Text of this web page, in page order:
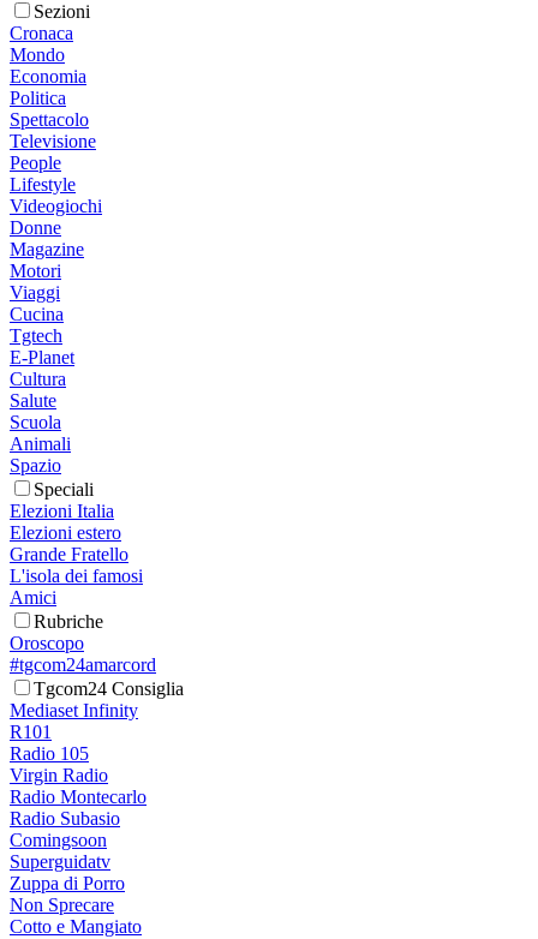
Sezioni
Cronaca
Mondo
Economia
Politica
Spettacolo
Televisione
People
Lifestyle
Videogiochi
Donne
Magazine
Motori
Viaggi
Cucina
Tgtech
E-Planet
Cultura
Salute
Scuola
Animali
Spazio
Speciali
Elezioni Italia
Elezioni estero
Grande Fratello
L'isola dei famosi
Amici
Rubriche
Oroscopo
#tgcom24amarcord
Tgcom24 Consiglia
Mediaset Infinity
R101
Radio 105
Virgin Radio
Radio Montecarlo
Radio Subasio
Comingsoon
Superguidatv
Zuppa di Porro
Non Sprecare
Cotto e Mangiato